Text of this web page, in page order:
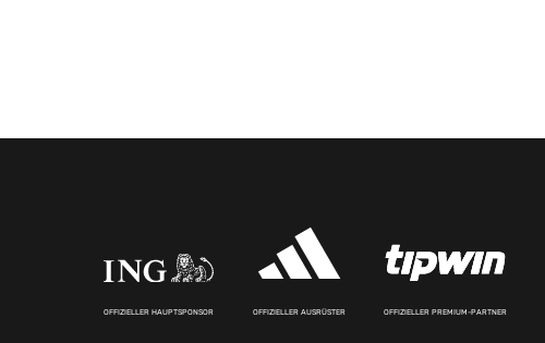
OFFIZIELLER HAUPTSPONSOR OFFIZIELLER AUSRÜSTER OFFIZIELLER PREMIUM-PARTNER